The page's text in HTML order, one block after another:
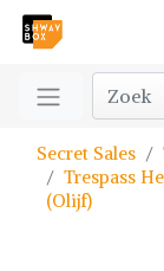
Secret Sales
Trespass
(Olijf)